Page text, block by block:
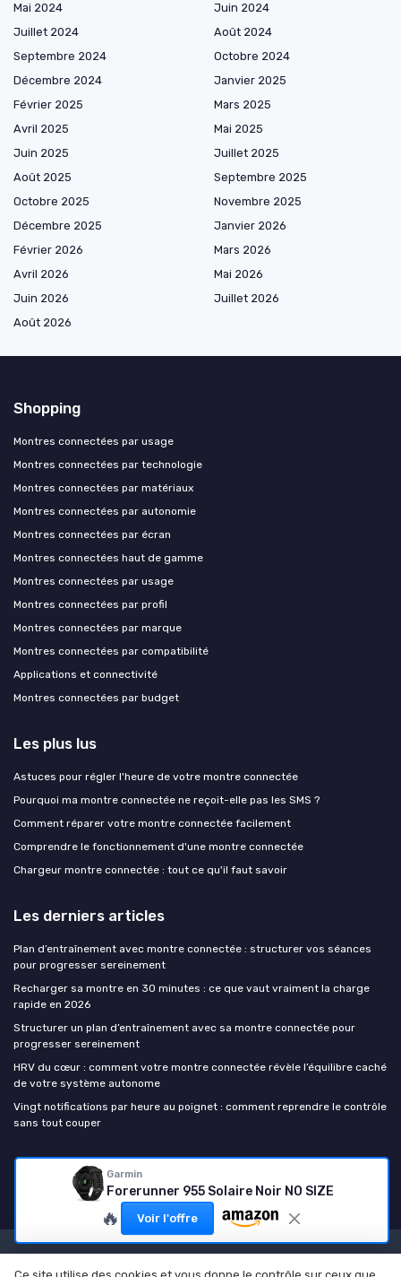
Garmin
Forerunner 955 Solaire Noir NO SIZE
🔥 Voir l'offre
Mai 2024
Juin 2024
Juillet 2024
Août 2024
Septembre 2024
Octobre 2024
Décembre 2024
Janvier 2025
Février 2025
Mars 2025
Avril 2025
Mai 2025
Juin 2025
Juillet 2025
Août 2025
Septembre 2025
Octobre 2025
Novembre 2025
Décembre 2025
Janvier 2026
Février 2026
Mars 2026
Avril 2026
Mai 2026
Juin 2026
Juillet 2026
Août 2026
Shopping
Montres connectées par usage
Montres connectées par technologie
Montres connectées par matériaux
Montres connectées par autonomie
Montres connectées par écran
Montres connectées haut de gamme
Montres connectées par usage
Montres connectées par profil
Montres connectées par marque
Montres connectées par compatibilité
Applications et connectivité
Montres connectées par budget
Les plus lus
Astuces pour régler l'heure de votre montre connectée
Pourquoi ma montre connectée ne reçoit-elle pas les SMS ?
Comment réparer votre montre connectée facilement
Comprendre le fonctionnement d'une montre connectée
Chargeur montre connectée : tout ce qu'il faut savoir
Les derniers articles
Plan d’entraînement avec montre connectée : structurer vos séances
pour progresser sereinement
Recharger sa montre en 30 minutes : ce que vaut vraiment la charge
rapide en 2026
Structurer un plan d’entraînement avec sa montre connectée pour
progresser sereinement
HRV du cœur : comment votre montre connectée révèle l’équilibre caché
de votre système autonome
Vingt notifications par heure au poignet : comment reprendre le contrôle
sans tout couper
Montre connectee